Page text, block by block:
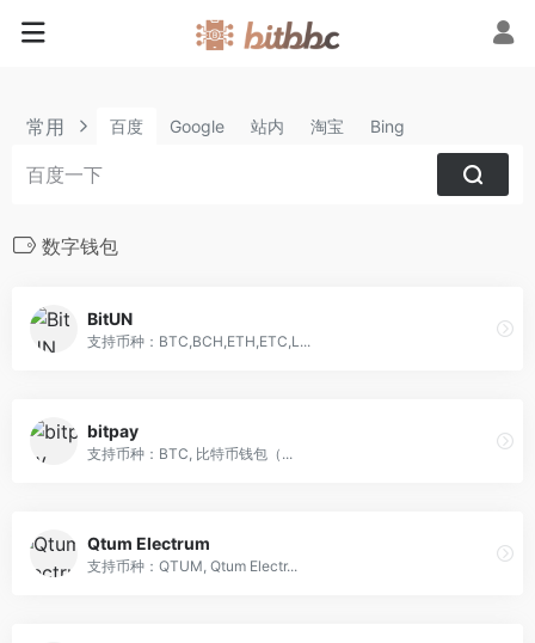
常用 百度 Google 站内 淘宝 Bing
数字钱包
BitUN
支持币种：BTC,BCH,ETH,ETC,L...
bitpay
支持币种：BTC, 比特币钱包（...
Qtum Electrum
支持币种：QTUM, Qtum Electr...